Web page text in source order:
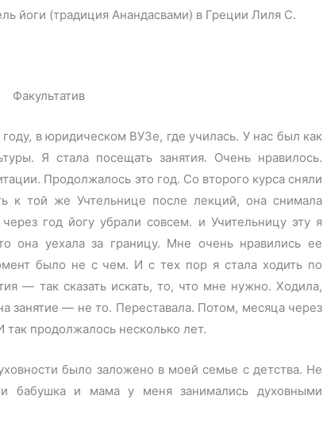
йоги (традиция Анандасвами) в Греции Лиля С.
Факультатив
в юридическом ВУЗе, где училась. У нас был как
Я стала посещать занятия. Очень нравилось.
Продолжалось это год. Со второго курса сняли
к той же Учтельнице после лекций, она снимала
год йогу убрали совсем. и Учительницу эту я
она уехала за границу. Мне очень нравились ее
было не с чем. И с тех пор я стала ходить по
— так сказать искать, то, что мне нужно. Ходила,
занятие — не то. Переставала. Потом, месяца через
продолжалось несколько лет.
было заложено в моей семье с детства. Не
бабушка и мама у меня занимались духовными